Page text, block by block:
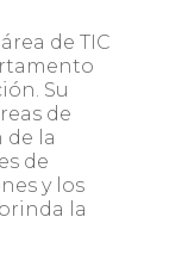
de TIC
Su
de
de la
de
y los
la